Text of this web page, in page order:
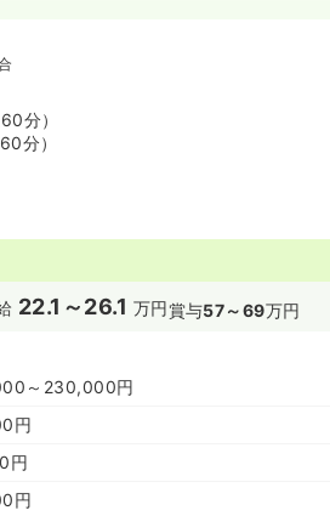
分）
分）
22.1～26.1 万円賞与57～69万円
～230,000円
円
円
円